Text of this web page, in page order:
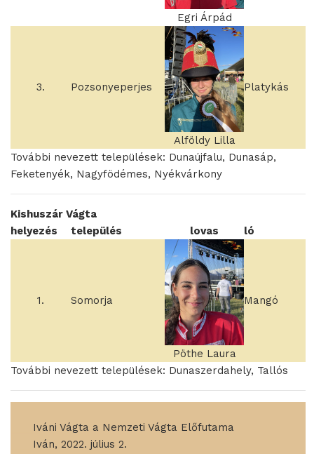
Egri Árpád
3. Pozsonyeperjes
Alföldy Lilla
Platykás
További nevezett települések: Dunaújfalu, Dunasáp,
Feketenyék, Nagyfödémes, Nyékvárkony
Kishuszár Vágta
helyezés
település lovas ló
1. Somorja
Pöthe Laura
Mangó
További nevezett települések: Dunaszerdahely, Tallós
Iváni Vágta a Nemzeti Vágta Előfutama
Iván, 2022. július 2.